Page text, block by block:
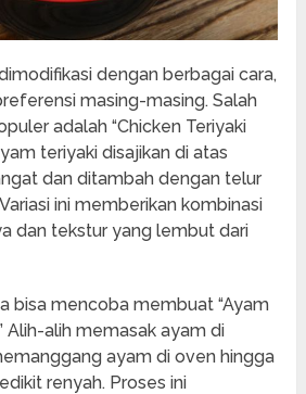
dengan berbagai cara,
masing-masing. Salah
adalah “Chicken Teriyaki
teriyaki disajikan di atas
dan ditambah dengan telur
ini memberikan kombinasi
dan tekstur yang lembut dari
bisa mencoba membuat “Ayam
Alih-alih memasak ayam di
ayam di oven hingga
renyah. Proses ini